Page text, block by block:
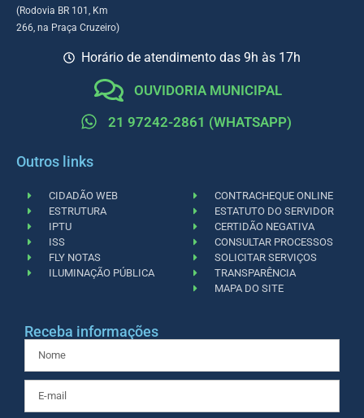
(Rodovia BR 101, Km
266, na Praça Cruzeiro)
Horário de atendimento das 9h às 17h
OUVIDORIA MUNICIPAL
21 97242-2861 (WHATSAPP)
Outros links
CIDADÃO WEB
ESTRUTURA
IPTU
ISS
FLY NOTAS
ILUMINAÇÃO PÚBLICA
CONTRACHEQUE ONLINE
ESTATUTO DO SERVIDOR
CERTIDÃO NEGATIVA
CONSULTAR PROCESSOS
SOLICITAR SERVIÇOS
TRANSPARÊNCIA
MAPA DO SITE
Receba informações